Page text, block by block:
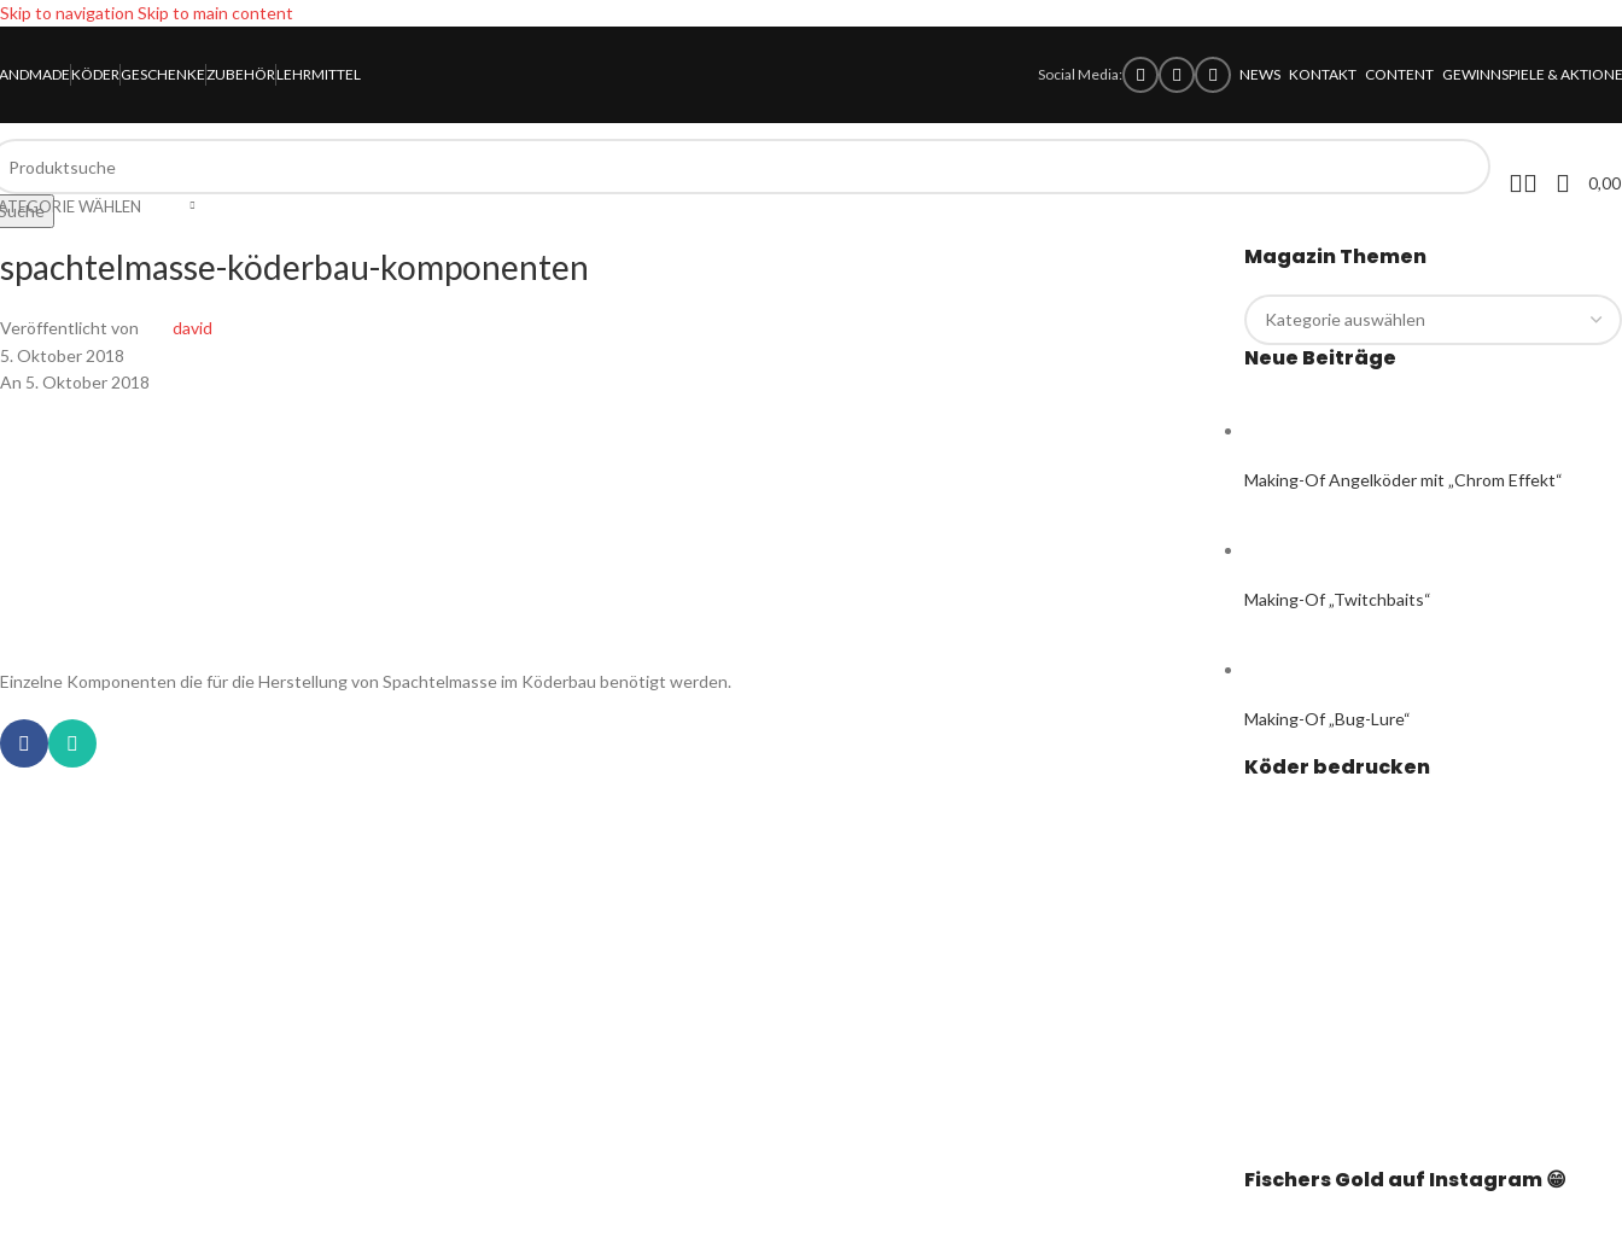
Skip to navigation Skip to main content
KÖDERGESCHENKEZUBEHÖRLEHRMITTEL Social Media: NEWS KONTAKT CONTENT GEWINNSPIELE &
WÄHLEN
spachtelmasse-köderbau-komponenten
Veröffentlicht von
david
5. Oktober 2018
An 5. Oktober 2018
Einzelne Komponenten die für die Herstellung von Spachtelmasse im Köderbau benötigt werden.
Magazin Themen
Neue Beiträge
Making-Of Angelköder mit „Chrom Effekt“
Making-Of „Twitchbaits“
Making-Of „Bug-Lure“
Köder bedrucken
Fischers Gold auf Instagram 😁